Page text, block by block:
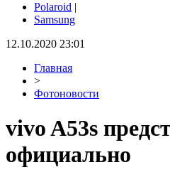
Polaroid |
Samsung
12.10.2020 23:01
Главная
>
Фотоновости
vivo A53s
официально